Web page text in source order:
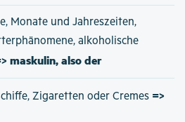
Monate und Jahreszeiten,
alkoholische
maskulin, also der
Zigaretten oder Cremes =>